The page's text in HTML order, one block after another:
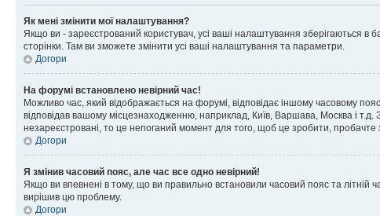
Як мені змінити мої налаштування?
Якщо ви - зареєстрований користувач, усі ваші налаштування зберігаються в
сторінки. Там ви зможете змінити усі ваші налаштування та параметри.
Догори
На форумі встановлено невірний час!
Можливо час, який відображається на форумі, відповідає іншому часовому
відповідав вашому місцезнаходженню, наприклад, Київ, Варшава, Москва і
незареєстровані, то це непоганий момент для того, щоб це зробити, пробачте
Догори
Я змінив часовий пояс, але час все одно невірний!
Якщо ви впевнені в тому, що ви правильно встановили часовий пояс та літній
вирішив цю проблему.
Догори